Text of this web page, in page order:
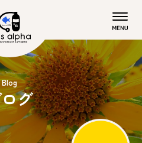
Blog
グ